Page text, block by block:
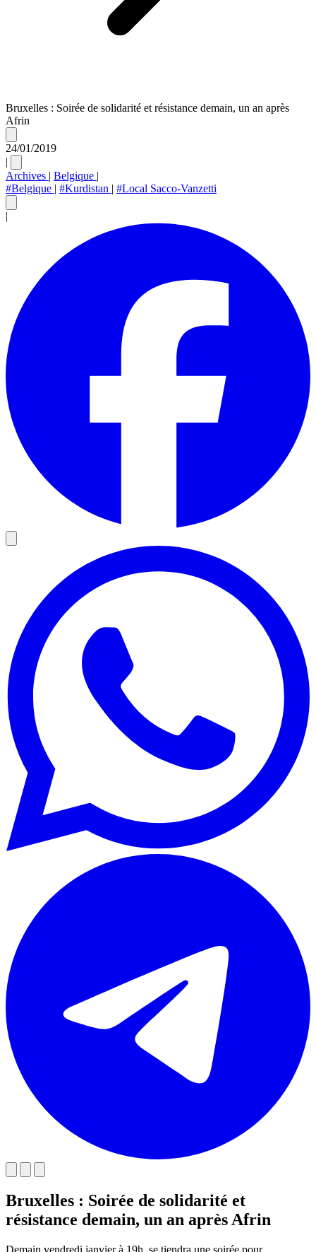
Bruxelles : Soirée de solidarité et résistance demain, un an après
Afrin
24/01/2019
|
Archives | Belgique |
#Belgique | #Kurdistan | #Local Sacco-Vanzetti
|
Bruxelles : Soirée de solidarité et
résistance demain, un an après Afrin
Demain vendredi janvier à 19h, se tiendra une soirée pour